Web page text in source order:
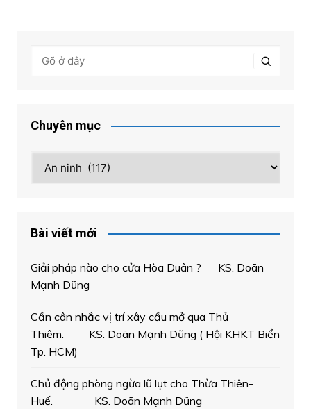
Chuyên mục
mục
Bài viết mới
Giải pháp nào cho cửa Hòa Duân ? KS. Doãn
Mạnh Dũng
Cần cân nhắc vị trí xây cầu mở qua Thủ
Thiêm. KS. Doãn Mạnh Dũng ( Hội KHKT Biển
Tp. HCM)
Chủ động phòng ngừa lũ lụt cho Thừa Thiên-
Huế. KS. Doãn Mạnh Dũng